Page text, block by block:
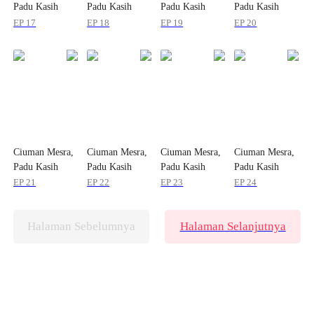
Padu Kasih
EP 17
Padu Kasih
EP 18
Padu Kasih
EP 19
Padu Kasih
EP 20
Ciuman Mesra,
Padu Kasih
EP 21
Ciuman Mesra,
Padu Kasih
EP 22
Ciuman Mesra,
Padu Kasih
EP 23
Ciuman Mesra,
Padu Kasih
EP 24
Halaman Sebelumnya Halaman Selanjutnya